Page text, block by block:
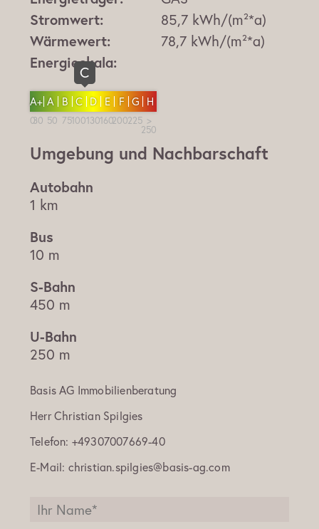
Stromwert:
85,7 kWh/(m²*a)
Wärmewert:
78,7 kWh/(m²*a)
Energieskala:
C
A+ A B C D E F G H
Umgebung und Nachbarschaft
1 km
10 m
450 m
250 m
Basis AG Immobilienberatung
Herr Christian Spilgies
Telefon: +49307007669-40
E-Mail: christian.spilgies@basis-ag.com